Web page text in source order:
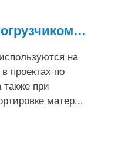
Мини-самосвал с погрузчиком против традиционного мини-самосв...
на
проектах по
при
матер...